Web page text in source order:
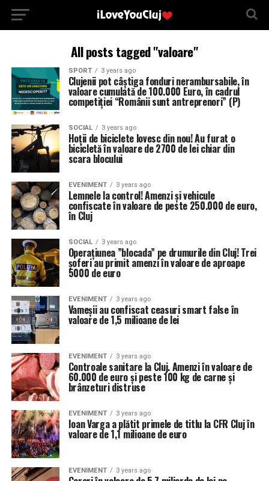
All posts tagged "valoare"
SPORT 3 years ago
Clujenii pot câștiga fonduri nerambursabile, în
valoare cumulată de 100.000 Euro, în cadrul
competiției “Românii sunt antreprenori” (P)
SOCIAL 3 years ago
Hoții de biciclete lovesc din nou! Au furat o
bicicletă în valoare de 2700 de lei chiar din
scara blocului
EVENIMENT 3 years ago
Lemnele la control! Amenzi și vehicule
confiscate în valoare de peste 250.000 de euro,
în Cluj
SOCIAL 3 years ago
Operațiunea ”blocada” pe drumurile din Cluj! Trei
șoferi au primit amenzi în valoare de aproape
5000 de euro
EVENIMENT 3 years ago
Vameșii au confiscat ceasuri smart false în
valoare de 1,5 milioane de lei
EVENIMENT 3 years ago
Controale sanitare la Cluj. Amenzi în valoare de
60.000 de euro și peste 100 kg de carne și
brânzeturi distruse
EVENIMENT 3 years ago
Ioan Varga a plătit primele de titlu la CFR Cluj în
valoare de 1,1 milioane de euro
EVENIMENT 3 years ago